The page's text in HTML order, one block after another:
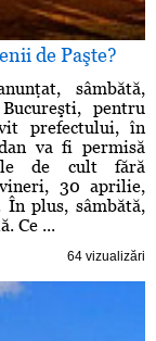
de Paşte?
sâmbătă,
pentru
prefectului, în
va fi permisă
de cult fără
30 aprilie,
plus, sâmbătă,
Ce ...
64 vizualizări